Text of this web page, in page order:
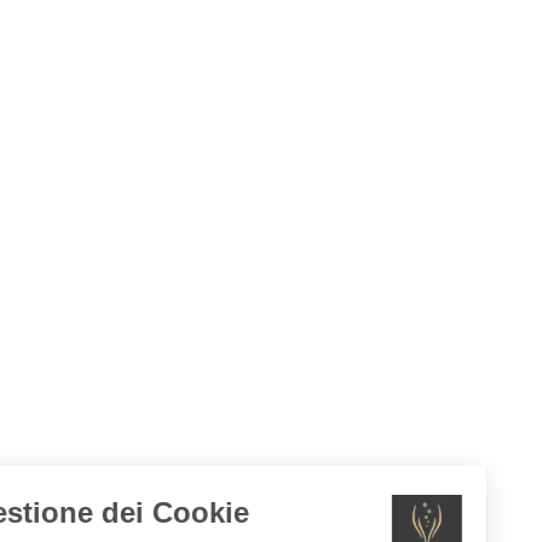
Gestione dei Cookie